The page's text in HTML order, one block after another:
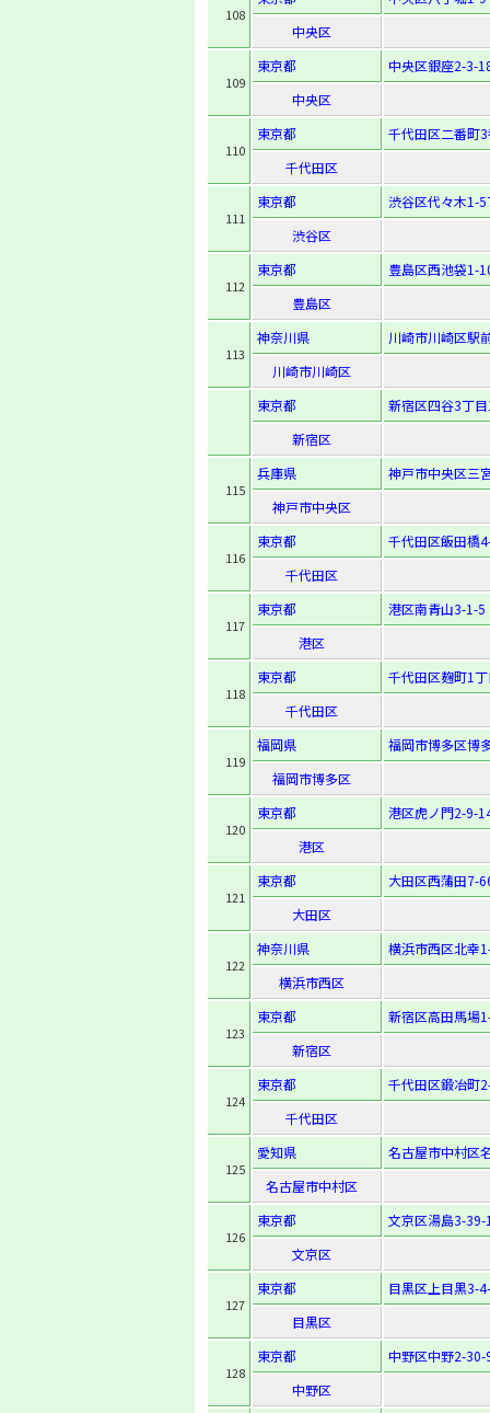
108
中央区
109
東京都
中央区銀座2-3-
中央区
110
東京都
千代田区二番町
千代田区
111
東京都
渋谷区代々木1-
渋谷区
112
東京都
豊島区西池袋1-
豊島区
113
神奈川県
川崎市川崎区駅
川崎市川崎区
東京都
新宿区四谷3丁
新宿区
115
兵庫県
神戸市中央区三
神戸市中央区
116
東京都
千代田区飯田橋
千代田区
117
東京都
港区南青山3-1-5
港区
118
東京都
千代田区麹町1
千代田区
119
福岡県
福岡市博多区博
福岡市博多区
120
東京都
港区虎ノ門2-9-
港区
121
東京都
大田区西蒲田7-
大田区
122
神奈川県
横浜市西区北幸
横浜市西区
123
東京都
新宿区高田馬場
新宿区
124
東京都
千代田区鍛冶町
千代田区
125
愛知県
名古屋市中村区
名古屋市中村区
126
東京都
文京区湯島3-39-
文京区
127
東京都
目黒区上目黒3-
目黒区
128
東京都
中野区中野2-30-
中野区